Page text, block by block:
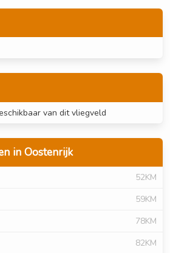
van dit vliegveld
in Oostenrijk
52KM
59KM
78KM
82KM